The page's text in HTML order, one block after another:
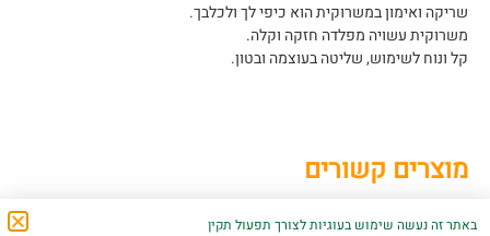
שריקה ואימון במשרוקית הוא כיפי לך ולכלבך.
משרוקית עשויה מפלדה חזקה וקלה.
קל ונוח לשימוש, שליטה בעוצמה ובטון.
מוצרים קשורים
באתר זה נעשה שימוש בעוגיות לצורך תפעול תקין